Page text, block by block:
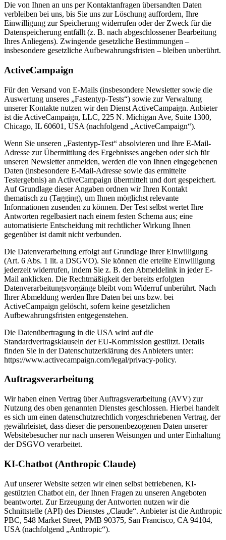
Die von Ihnen an uns per Kontaktanfragen übersandten Daten
verbleiben bei uns, bis Sie uns zur Löschung auffordern, Ihre
Einwilligung zur Speicherung widerrufen oder der Zweck für die
Datenspeicherung entfällt (z. B. nach abgeschlossener Bearbeitung
Ihres Anliegens). Zwingende gesetzliche Bestimmungen –
insbesondere gesetzliche Aufbewahrungsfristen – bleiben unberührt.
ActiveCampaign
Für den Versand von E-Mails (insbesondere Newsletter sowie die
Auswertung unseres „Fastentyp-Tests“) sowie zur Verwaltung
unserer Kontakte nutzen wir den Dienst ActiveCampaign. Anbieter
ist die ActiveCampaign, LLC, 225 N. Michigan Ave, Suite 1300,
Chicago, IL 60601, USA (nachfolgend „ActiveCampaign“).
Wenn Sie unseren „Fastentyp-Test“ absolvieren und Ihre E-Mail-
Adresse zur Übermittlung des Ergebnisses angeben oder sich für
unseren Newsletter anmelden, werden die von Ihnen eingegebenen
Daten (insbesondere E-Mail-Adresse sowie das ermittelte
Testergebnis) an ActiveCampaign übermittelt und dort gespeichert.
Auf Grundlage dieser Angaben ordnen wir Ihren Kontakt
thematisch zu (Tagging), um Ihnen möglichst relevante
Informationen zusenden zu können. Der Test selbst wertet Ihre
Antworten regelbasiert nach einem festen Schema aus; eine
automatisierte Entscheidung mit rechtlicher Wirkung Ihnen
gegenüber ist damit nicht verbunden.
Die Datenverarbeitung erfolgt auf Grundlage Ihrer Einwilligung
(Art. 6 Abs. 1 lit. a DSGVO). Sie können die erteilte Einwilligung
jederzeit widerrufen, indem Sie z. B. den Abmeldelink in jeder E-
Mail anklicken. Die Rechtmäßigkeit der bereits erfolgten
Datenverarbeitungsvorgänge bleibt vom Widerruf unberührt. Nach
Ihrer Abmeldung werden Ihre Daten bei uns bzw. bei
ActiveCampaign gelöscht, sofern keine gesetzlichen
Aufbewahrungsfristen entgegenstehen.
Die Datenübertragung in die USA wird auf die
Standardvertragsklauseln der EU-Kommission gestützt. Details
finden Sie in der Datenschutzerklärung des Anbieters unter:
https://www.activecampaign.com/legal/privacy-policy.
Auftragsverarbeitung
Wir haben einen Vertrag über Auftragsverarbeitung (AVV) zur
Nutzung des oben genannten Dienstes geschlossen. Hierbei handelt
es sich um einen datenschutzrechtlich vorgeschriebenen Vertrag, der
gewährleistet, dass dieser die personenbezogenen Daten unserer
Websitebesucher nur nach unseren Weisungen und unter Einhaltung
der DSGVO verarbeitet.
KI-Chatbot (Anthropic Claude)
Auf unserer Website setzen wir einen selbst betriebenen, KI-
gestützten Chatbot ein, der Ihnen Fragen zu unseren Angeboten
beantwortet. Zur Erzeugung der Antworten nutzen wir die
Schnittstelle (API) des Dienstes „Claude“. Anbieter ist die Anthropic
PBC, 548 Market Street, PMB 90375, San Francisco, CA 94104,
USA (nachfolgend „Anthropic“).